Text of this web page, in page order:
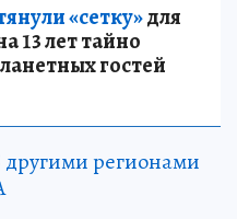
«сетку»для
13 лет тайно
гостей
регионами